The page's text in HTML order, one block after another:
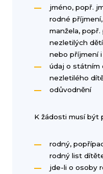
jméno, popř.
rodné
manžela,
nezletilých
nebo příjmení
údaj o státním
nezletilého
odůvodnění
K žádosti musí být
rodný,
rodný list
jde-li o osoby